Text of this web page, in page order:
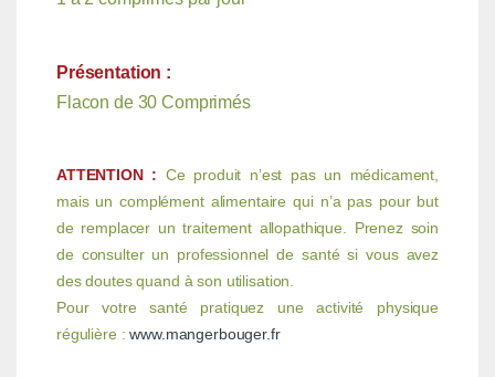
Présentation :
Flacon de 30 Comprimés
ATTENTION : Ce produit n’est pas un médicament,
mais un complément alimentaire qui n’a pas pour but
de remplacer un traitement allopathique. Prenez soin
de consulter un professionnel de santé si vous avez
des doutes quand à son utilisation.
Pour votre santé pratiquez une activité physique
régulière :www.mangerbouger.fr